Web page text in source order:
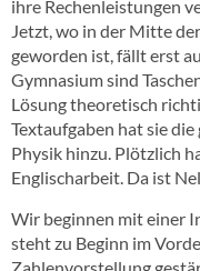
ihre Rechenleistungen
Jetzt, wo in der Mitte
geworden ist, fällt erst
Gymnasium sind
Lösung theoretisch
Textaufgaben hat sie
Physik hinzu. Plötzlich
Englischarbeit. Da ist
Wir beginnen mit einer
steht zu Beginn im